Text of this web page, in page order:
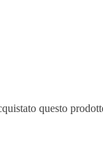
questo